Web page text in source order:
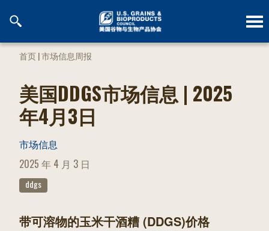
首页|市场信息周报
美国DDGS市场信息 | 2025
年4月3日
市场信息
POSTED
2025 年 4 月 3 日
ddgs
带可溶物的玉米干酒糟 (DDGS)价格